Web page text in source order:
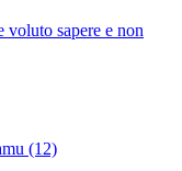
voluto sapere e non
(12)